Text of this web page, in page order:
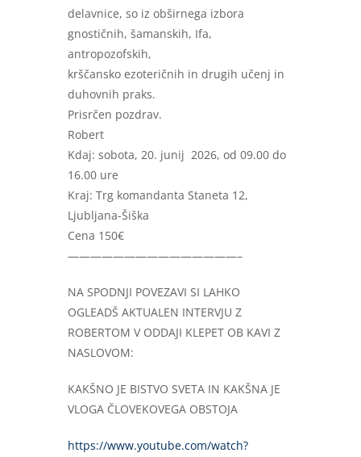
delavnice, so iz obširnega izbora
gnostičnih, šamanskih, Ifa,
antropozofskih,
krščansko ezoteričnih in drugih učenj in
duhovnih praks.
Prisrčen pozdrav.
Robert
Kdaj: sobota, 20. junij 2026, od 09.00 do
16.00 ure
Kraj: Trg komandanta Staneta 12,
Ljubljana-Šiška
Cena 150€
———————————————–
NA SPODNJI POVEZAVI SI LAHKO
OGLEADŠ AKTUALEN INTERVJU Z
ROBERTOM V ODDAJI KLEPET OB KAVI Z
NASLOVOM:
KAKŠNO JE BISTVO SVETA IN KAKŠNA JE
VLOGA ČLOVEKOVEGA OBSTOJA
https://www.youtube.com/watch?